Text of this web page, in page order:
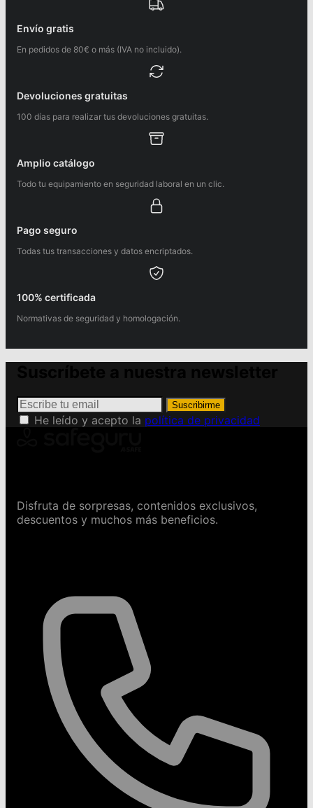
Envío gratis
En pedidos de 80€ o más (IVA no incluido).
Devoluciones gratuitas
100 días para realizar tus devoluciones gratuitas.
Amplio catálogo
Todo tu equipamiento en seguridad laboral en un clic.
Pago seguro
Todas tus transacciones y datos encriptados.
100% certificada
Normativas de seguridad y homologación.
Suscribirme
He leído y acepto la política de privacidad
Disfruta de sorpresas, contenidos exclusivos,
descuentos y muchos más beneficios.